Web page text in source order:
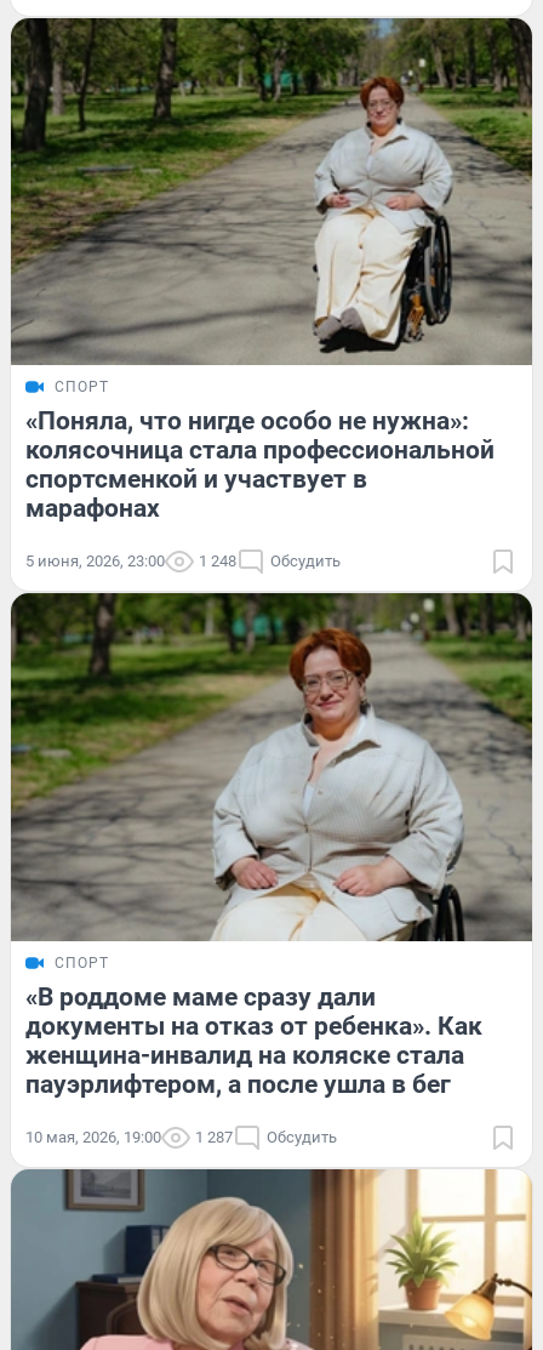
СПОРТ
«Поняла, что нигде особо не нужна»:
колясочница стала профессиональной
спортсменкой и участвует в
марафонах
5 июня, 2026, 23:00 1 248 Обсудить
СПОРТ
«В роддоме маме сразу дали
документы на отказ от ребенка». Как
женщина-инвалид на коляске стала
пауэрлифтером, а после ушла в бег
10 мая, 2026, 19:00 1 287 Обсудить